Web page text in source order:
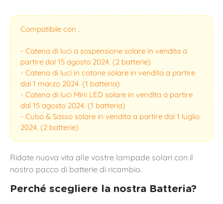
Compatibile con :
- Catena di luci a sospensione solare in vendita a
partire dal 15 agosto 2024. (2 batterie)
- Catena di luci in cotone solare in vendita a partire
dal 1 marzo 2024. (1 batteria)
- Catena di luci Mini LED solare in vendita a partire
dal 15 agosto 2024. (1 batteria)
- Cubo & Sasso solare in vendita a partire dal 1 luglio
2024. (2 batterie)
Ridate nuova vita alle vostre lampade solari con il
nostro pacco di batterie di ricambio.
Perché scegliere la nostra Batteria?